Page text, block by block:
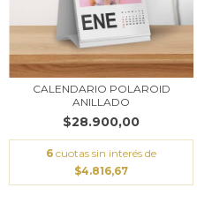
CALENDARIO POLAROID
ANILLADO
$28.900,00
6 cuotas sin interés de
$4.816,67